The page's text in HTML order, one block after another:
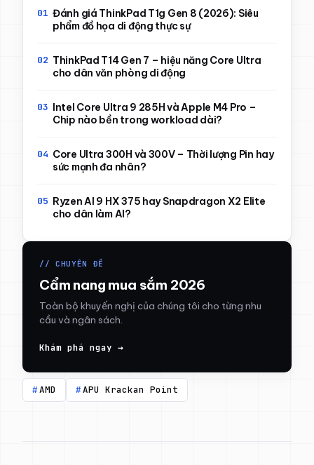
Đánh giá ThinkPad T1g Gen 8 (2026): Siêu
phẩm đồ họa di động thực sự
ThinkPad T14 Gen 7 – hiệu năng Core Ultra
cho dân văn phòng di động
Intel Core Ultra 9 285H và Apple M4 Pro –
Chip nào bền trong workload dài?
Core Ultra 300H và 300V – Thời lượng Pin hay
sức mạnh đa nhân?
Ryzen AI 9 HX 375 hay Snapdragon X2 Elite
cho dân làm AI?
// CHUYÊN ĐỀ
Cẩm nang mua sắm 2026
Toàn bộ khuyến nghị của chúng tôi cho từng nhu
cầu và ngân sách.
Khám phá ngay →
AMD APU Krackan Point